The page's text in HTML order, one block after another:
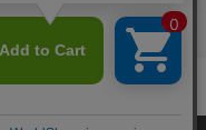
Rights Reserved.